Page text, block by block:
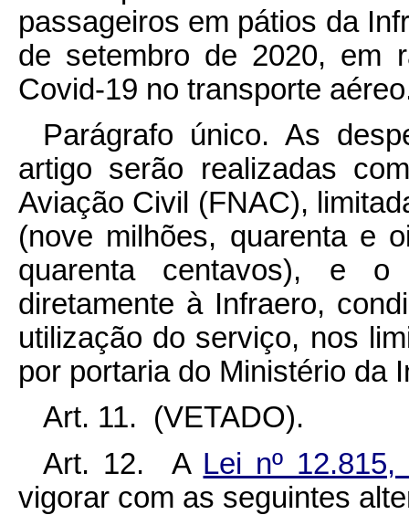
passageiros em pátios da
de setembro de 2020, em
Covid-19 no transporte
Parágrafo único. As
artigo serão realizadas
Aviação Civil (FNAC),
(nove milhões, quarenta e
quarenta centavos), e o
diretamente à Infraero,
utilização do serviço, nos
por portaria do Ministério da
Art. 11. (VETADO).
Art. 12. A Lei nº
vigorar com as seguintes